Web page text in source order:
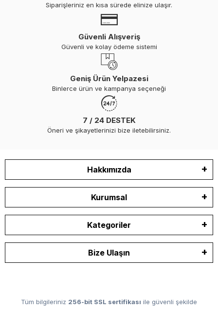
Siparişleriniz en kısa sürede elinize ulaşır.
Güvenli Alışveriş
Güvenli ve kolay ödeme sistemi
Geniş Ürün Yelpazesi
Binlerce ürün ve kampanya seçeneği
7 / 24 DESTEK
Öneri ve şikayetlerinizi bize iletebilirsiniz.
Hakkımızda
Kurumsal
Kategoriler
Bize Ulaşın
Tüm bilgileriniz 256-bit SSL sertifikası ile güvenli şekilde